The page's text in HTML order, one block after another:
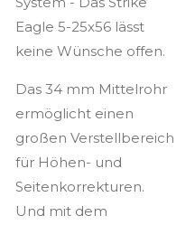
Eagle 5-25x56 lässt
keine Wünsche offen.
Das 34 mm Mittelrohr
ermöglicht einen
großen Verstellbereich
für Höhen- und
Seitenkorrekturen.
Und mit dem